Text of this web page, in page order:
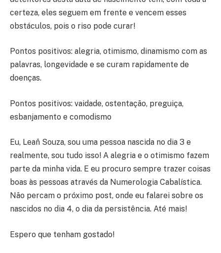
certeza, eles seguem em frente e vencem esses
obstáculos, pois o riso pode curar!
Pontos positivos: alegria, otimismo, dinamismo com as
palavras, longevidade e se curam rapidamente de
doenças.
Pontos positivos: vaidade, ostentação, preguiça,
esbanjamento e comodismo
Eu, Leañ Souza, sou uma pessoa nascida no dia 3 e
realmente, sou tudo isso! A alegria e o otimismo fazem
parte da minha vida. E eu procuro sempre trazer coisas
boas às pessoas através da Numerologia Cabalística.
Não percam o próximo post, onde eu falarei sobre os
nascidos no dia 4, o dia da persistência. Até mais!
Espero que tenham gostado!